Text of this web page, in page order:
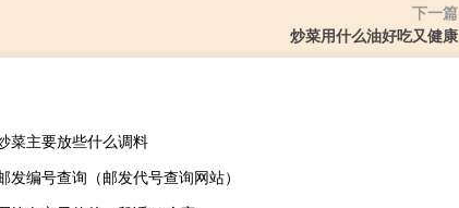
下一篇
炒菜用什么油好吃又健康
菜主要放些什么调料
发编号查询（邮发代号查询网站）